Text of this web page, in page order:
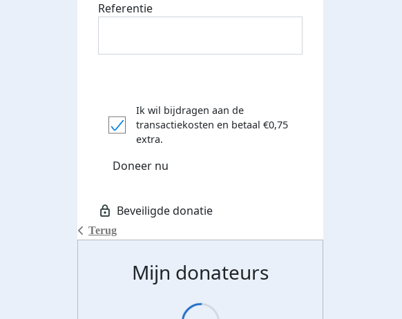
Terug
Referentie
Ik wil bijdragen aan de
transactiekosten en betaal €0,75
extra.
Doneer nu
Mijn donateurs